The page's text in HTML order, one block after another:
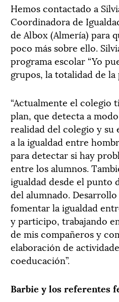
Hemos contactado a
Coordinadora de
de Albox (Almería) para
poco más sobre ello.
programa escolar “Yo
grupos, la totalidad de
“Actualmente el colegio
plan, que detecta a
realidad del colegio y
a la igualdad entre
para detectar si hay
entre los alumnos.
igualdad desde el punto
del alumnado.
fomentar la igualdad
y participo, trabajando
de mis compañeros y
elaboración de
coeducación”.
Barbie y los referentes